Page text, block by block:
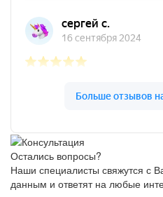
Остались вопросы?
Наши специалисты свяжутся с
данным и ответят на любые